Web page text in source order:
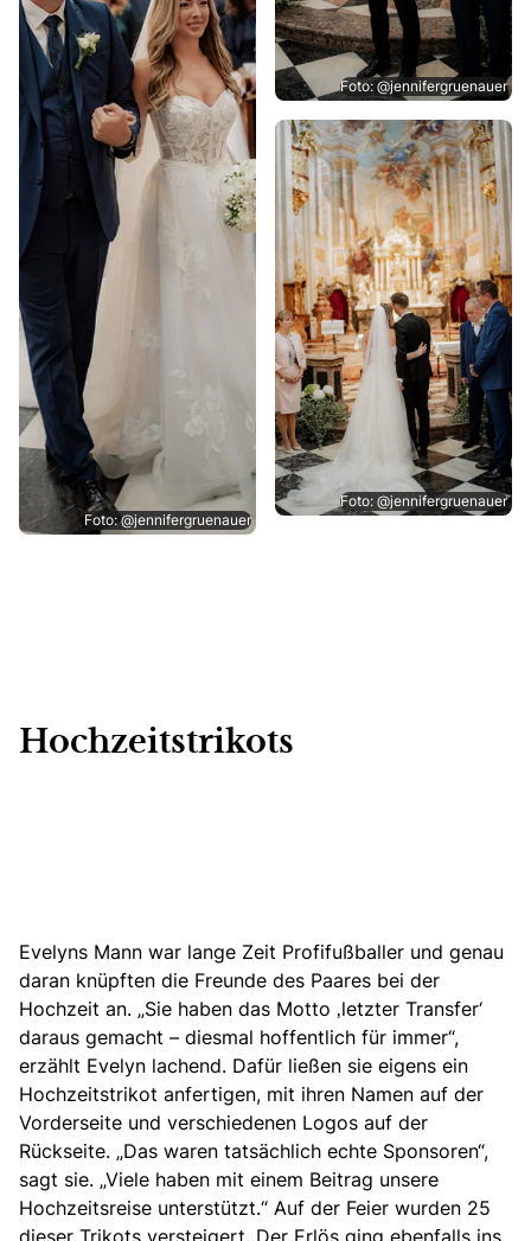
Foto: @jennifergruenauer
Foto: @jennifergruenauer
Foto: @jennifergruenauer
Hochzeitstrikots
Evelyns Mann war lange Zeit Profifußballer und genau
daran knüpften die Freunde des Paares bei der
Hochzeit an. „Sie haben das Motto ‚letzter Transfer‘
daraus gemacht – diesmal hoffentlich für immer“,
erzählt Evelyn lachend. Dafür ließen sie eigens ein
Hochzeitstrikot anfertigen, mit ihren Namen auf der
Vorderseite und verschiedenen Logos auf der
Rückseite. „Das waren tatsächlich echte Sponsoren“,
sagt sie. „Viele haben mit einem Beitrag unsere
Hochzeitsreise unterstützt.“ Auf der Feier wurden 25
dieser Trikots versteigert. Der Erlös ging ebenfalls ins